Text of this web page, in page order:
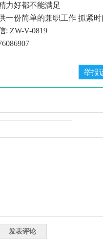
力好都不能满足
一份简单的兼职工作 抓紧
: ZW-V-0819